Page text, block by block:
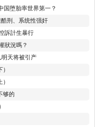
国堕胎率世界第一？
刑、系统性强奸
訴計生暴行
狀況嗎？
天将被引产
够的